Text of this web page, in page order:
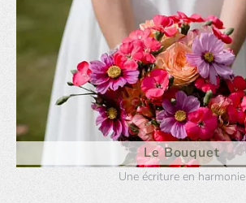
Le Bouquet
Une écriture en harmonie